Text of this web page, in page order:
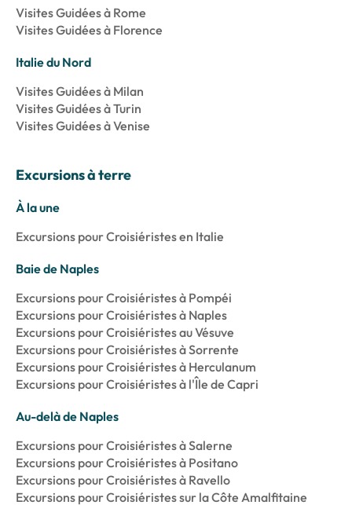
Visites Guidées à Rome
Visites Guidées à Florence
Italie du Nord
Visites Guidées à Milan
Visites Guidées à Turin
Visites Guidées à Venise
Excursions à terre
À la une
Excursions pour Croisiéristes en Italie
Baie de Naples
Excursions pour Croisiéristes à Pompéi
Excursions pour Croisiéristes à Naples
Excursions pour Croisiéristes au Vésuve
Excursions pour Croisiéristes à Sorrente
Excursions pour Croisiéristes à Herculanum
Excursions pour Croisiéristes à l'Île de Capri
Au-delà de Naples
Excursions pour Croisiéristes à Salerne
Excursions pour Croisiéristes à Positano
Excursions pour Croisiéristes à Ravello
Excursions pour Croisiéristes sur la Côte Amalfitaine